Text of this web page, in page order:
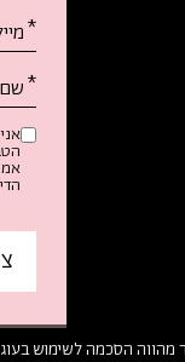
מהווה הסכמה לשימוש
אנא
את
-